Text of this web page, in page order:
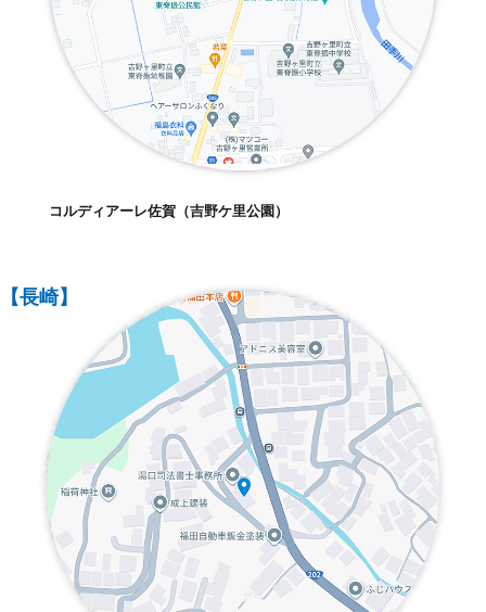
コルディアーレ佐賀（吉野ケ里公園）
【長崎】